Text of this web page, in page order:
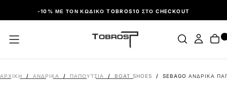
ΠΑΡΆΛΕΙΨΗ-10% ΜΕ ΤΟΝ ΚΩΔΙΚΌ TOBROS10 ΣΤΟ CHECKOUT
ΑΡΧΙΚΉ / ΑΝΔΡΙΚΑ / ΠΑΠΟΎΤΣΙΑ / BOAT SHOES / SEBAGO ΑΝΔΡΙΚΆ